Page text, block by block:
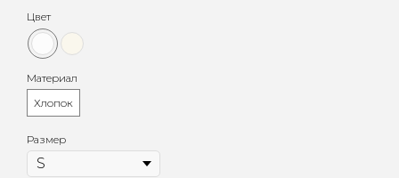
Цвет
Материал
Хлопок
Размер